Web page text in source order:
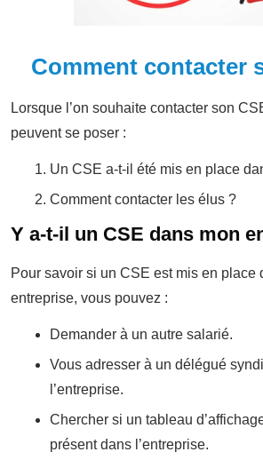
Comment contacter
Lorsque l’on souhaite contacter son
peuvent se poser :
Un CSE a-t-il été mis en place
Comment contacter les élus ?
Y a-t-il un CSE dans mon
Pour savoir si un CSE est mis en place
entreprise, vous pouvez :
Demander à un autre salarié.
Vous adresser à un délégué
l’entreprise.
Chercher si un tableau
présent dans l’entreprise.